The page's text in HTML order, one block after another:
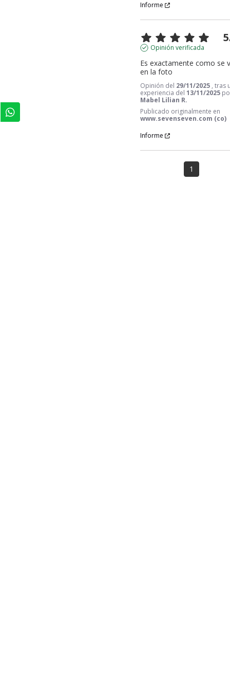
Informe
5
Opinión verificada
Es exactamente como se
en la foto
Opinión del 29/11/2025 , tras
experiencia del13/11/2025
Mabel Lilian R.
Publicado originalmente en
www.sevenseven.com (co)
Informe
1